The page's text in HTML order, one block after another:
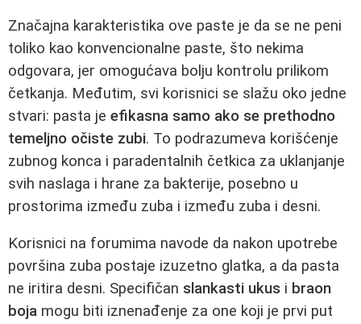
Značajna karakteristika ove paste je da se ne peni
toliko kao konvencionalne paste, što nekima
odgovara, jer omogućava bolju kontrolu prilikom
četkanja. Međutim, svi korisnici se slažu oko jedne
stvari: pasta je efikasna samo ako se prethodno
temeljno očiste zubi. To podrazumeva korišćenje
zubnog konca i paradentalnih četkica za uklanjanje
svih naslaga i hrane za bakterije, posebno u
prostorima između zuba i između zuba i desni.
Korisnici na forumima navode da nakon upotrebe
površina zuba postaje izuzetno glatka, a da pasta
ne iritira desni. Specifičan slankasti ukus i braon
boja mogu biti iznenađenje za one koji je prvi put